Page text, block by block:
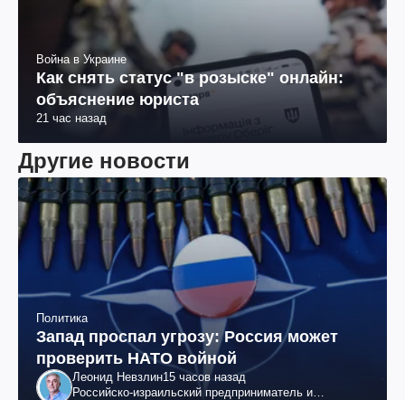
Война в Украине
Как снять статус "в розыске" онлайн:
объяснение юриста
21 час назад
Другие новости
Политика
Запад проспал угрозу: Россия может
проверить НАТО войной
Леонид Невзлин15 часов назад
Российско-израильский предприниматель и